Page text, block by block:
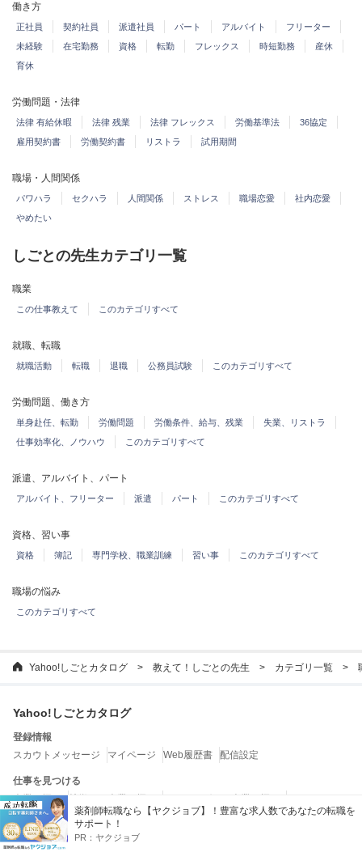
働き方
正社員 契約社員 派遣社員 パート アルバイト
フリーター
未経験
在宅勤務 資格 転勤 フレックス 時短勤務
産休
育休
労働問題・法律
法律 有給休暇 法律 残業 法律 フレックス 労働基準法
36協定
雇用契約書
労働契約書 リストラ 試用期間
職場・人間関係
パワハラ セクハラ 人間関係 ストレス 職場恋愛
社内恋愛
やめたい
しごとの先生カテゴリ一覧
職業
この仕事教えて このカテゴリすべて
就職、転職
就職活動 転職 退職 公務員試験 このカテゴリすべて
労働問題、働き方
単身赴任、転勤 労働問題 労働条件、給与、残業
失業、リストラ
仕事効率化、ノウハウ
このカテゴリすべて
派遣、アルバイト、パート
アルバイト、フリーター 派遣 パート このカテゴリすべて
資格、習い事
資格 簿記 専門学校、職業訓練 習い事 このカテゴリすべて
職場の悩み
このカテゴリすべて
Yahoo!しごとカタログ 教えて！しごとの先生 カテゴリ一覧
薬剤師転職なら【ヤクジョブ】！豊富な求人数であなたの転職を
サポート！
PR： ヤクジョブ
Yahoo!しごとカタログ
登録情報
スカウトメッセージ
マイページ Web履歴書 配信設定
仕事を見つける
企業を探す
転職エージェントを探す
お役立ちコンテンツ